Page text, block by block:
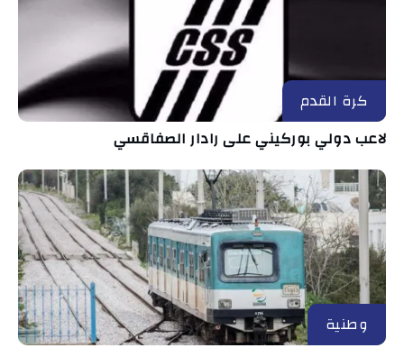
كرة القدم
لاعب دولي بوركيني على رادار الصفاقسي
وطنية